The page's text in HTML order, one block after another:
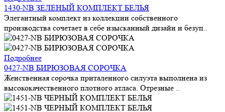
1430-NB ЗЕЛЕНЫЙ КОМПЛЕКТ БЕЛЬЯ
Элегантный комплект из коллекции собственного
производства сочетает в себе изысканный дизайн и безуп..
Подробнее
0427-NB БИРЮЗОВАЯ СОРОЧКА
Женственная сорочка приталенного силуэта выполнена из
высококачественного плотного атласа. Отрезные ..